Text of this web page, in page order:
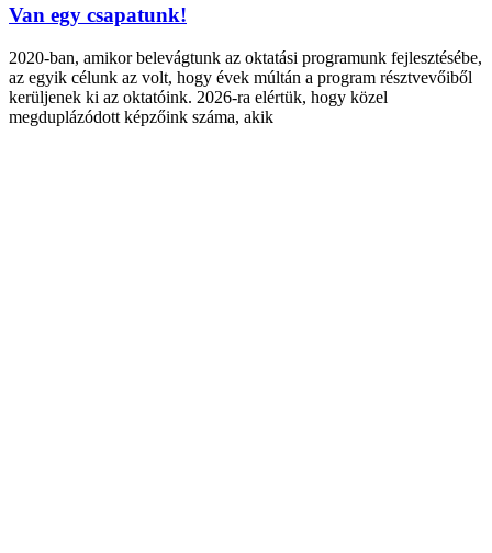
Van egy csapatunk!
2020-ban, amikor belevágtunk az oktatási programunk fejlesztésébe,
az egyik célunk az volt, hogy évek múltán a program résztvevőiből
kerüljenek ki az oktatóink. 2026-ra elértük, hogy közel
megduplázódott képzőink száma, akik